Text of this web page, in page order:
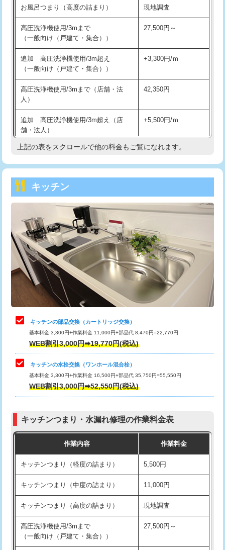
式・ワンホール）)
交換・取付(排水栓・排水トラップ
（P/S/ポップアップ））
22,000円+材料費
交換・取付（その他部品） 11,000円+材料費
持込商品取付（単水栓） 13,200円
持込商品取付（混合水栓）
持込商品取付（浄水器・分岐水栓） 16,500円
持込商品取付（温水洗浄便座） 22,000円
持込商品取付（普通便座⇔温水洗浄便
22,000円
給水管工事※（ホール加工)
給水管工事※（バンド止め) 3,300円
給水管工事※（支持金具設置) 5,500円
給水管工事※（保温材使用（バンド止
め込み）)
5,500円
給水管工事※（土の掘削・埋め戻し作
11,000円
給水管工事※（塩ビ管（VP・HI）使
用/3ｍまで)
給水管工事※（塩ビ管（VP・HI）使
用（追加）/3ｍ超え)
給水管工事※（ライニング鋼管・銅
管・ポリ管・HT管使用/3ｍまで)
44,000円
管・ポリ管・HT管使用/3ｍ超え)
排水管工事（土の掘削・埋め戻し作
11,000円~
排水管工事（排水管工事/3ｍまで） 55,000円
排水管工事（追加 排水管工事/3ｍ超
+11,000円
マス交換（土の掘削・埋め戻し作業）
マス交換（深さ50㎝未満）
お風呂つまり（高度の詰まり） 現地調査
高圧洗浄機使用/3mまで
（一般向け（戸建て・集合））
27,500円～
追加 高圧洗浄機使用/3m超え
（一般向け（戸建て・集合））
+3,300円/ｍ
高圧洗浄機使用/3mまで（店舗・法
人）
42,350円
追加 高圧洗浄機使用/3m超え（店
舗・法人）
+5,500円/ｍ
高度高圧洗浄換 現地調査
トーラー機使用/3mまで
追加トーラー機使用/3m超え +3,300円
カメラ調査 33,000円
桝清掃 8,800円
止水・漏水調査・防水処理・清掃・修
理・調整・分解・加工など（軽作業）
11,000円
止水・漏水調査・防水処理・清掃・修
理・調整・分解・加工など（中作業）
22,000円
止水・漏水調査・防水処理・清掃・修
理・調整・分解・加工など（重作業）
33,000円
お風呂タンク脱着
その他部品の脱着
式・ワンホール）)
交換・取付(排水栓・排水トラップ
22,000円+材料費
持込商品取付（単水栓）
上記の表をスクロールで他の料金もご覧になれます。
キッチン
キッチンの部品交換（カートリッジ交換）
基本料金 3,300円+作業料金 11,000円+部品代 8,470円=22,770円
WEB割引3,000円➡19,770円(税込)
キッチンの水栓交換（ワンホール混合栓）
基本料金 3,300円+作業料金 16,500円+部品代 35,750円=55,550円
WEB割引3,000円➡52,550円(税込)
キッチンつまり・水漏れ修理の作業料金表
作業内容 作業料金
キッチンつまり（軽度の詰まり） 5,500円
キッチンつまり（中度の詰まり） 11,000円
キッチンつまり（高度の詰まり） 現地調査
高圧洗浄機使用/3mまで
（一般向け（戸建て・集合））
27,500円～